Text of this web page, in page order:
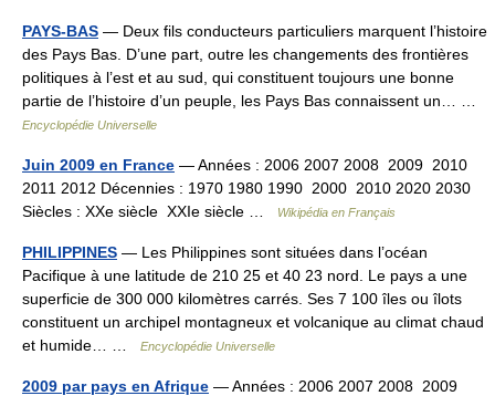
PAYS-BAS — Deux fils conducteurs particuliers marquent l’histoire
des Pays Bas. D’une part, outre les changements des frontières
politiques à l’est et au sud, qui constituent toujours une bonne
partie de l’histoire d’un peuple, les Pays Bas connaissent un… …
Encyclopédie Universelle
Juin 2009 en France — Années : 2006 2007 2008 2009 2010
2011 2012 Décennies : 1970 1980 1990 2000 2010 2020 2030
Siècles : XXe siècle XXIe siècle …
Wikipédia en Français
PHILIPPINES — Les Philippines sont situées dans l’océan
Pacifique à une latitude de 210 25 et 40 23 nord. Le pays a une
superficie de 300 000 kilomètres carrés. Ses 7 100 îles ou îlots
constituent un archipel montagneux et volcanique au climat chaud
et humide… …
Encyclopédie Universelle
2009 par pays en Afrique — Années : 2006 2007 2008 2009